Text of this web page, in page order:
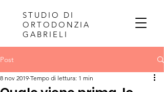
STUDIO DI
ORTODONZIA
GABRIELI
Post
8 nov 2019 Tempo di lettura: 1 min